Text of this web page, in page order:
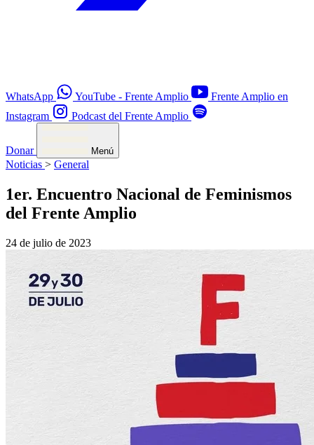
WhatsApp YouTube - Frente Amplio
Frente Amplio en
Instagram
Podcast del Frente Amplio
Donar Menú
Noticias > General
1er. Encuentro Nacional de Feminismos
del Frente Amplio
24 de julio de 2023